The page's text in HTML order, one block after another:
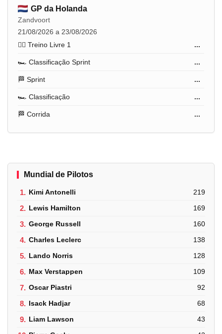
GP da Holanda
Zandvoort
21/08/2026 a 23/08/2026
🏋️‍♂️ Treino Livre 1
...
🏎️ Classificação Sprint ...
🏁 Sprint ...
🏎️ Classificação ...
🏁 Corrida ...
Mundial de Pilotos
1. Kimi Antonelli 219
2. Lewis Hamilton 169
3. George Russell 160
4. Charles Leclerc 138
5. Lando Norris 128
6. Max Verstappen 109
7. Oscar Piastri 92
8. Isack Hadjar 68
9. Liam Lawson 43